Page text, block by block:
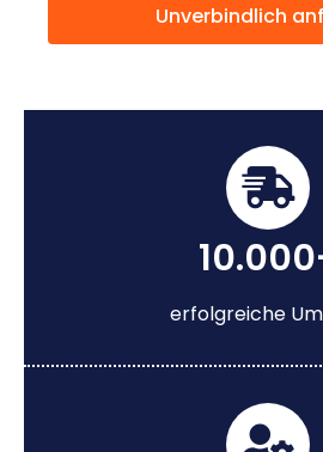
Unverbindlich
erfolgreiche